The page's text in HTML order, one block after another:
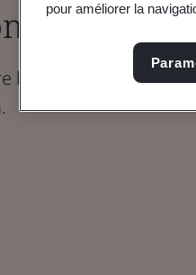
de système
les marchés,
pour améliorer la